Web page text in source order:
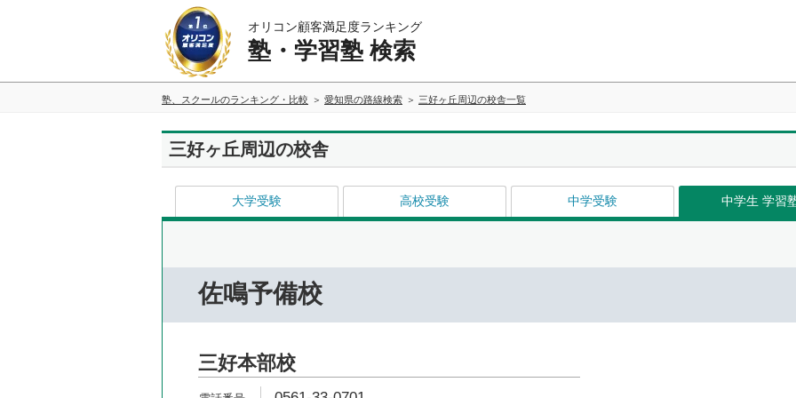
オリコン顧客満足度ランキング
塾・学習塾 検索
塾、スクールのランキング・比較 愛知県の路線検索 三好ヶ丘周辺の校舎一覧
三好ヶ丘周辺の校舎
大学受験 高校受験 中学受験 中学生 学習
佐鳴予備校
三好本部校